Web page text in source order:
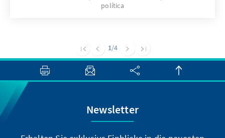
política
1/4
Newsletter